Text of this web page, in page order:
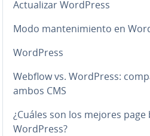
Ac­tua­li­zar WordPress
Modo ma­n­te­ni­mie­n­to en
WordPress
Webflow vs. WordPress:
ambos CMS
¿Cuáles son los mejores
WordPress?